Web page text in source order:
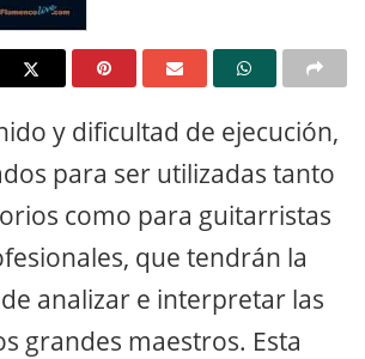
y dificultad de ejecución,
para ser utilizadas tanto
como para guitarristas
que tendrán la
analizar e interpretar las
grandes maestros. Esta